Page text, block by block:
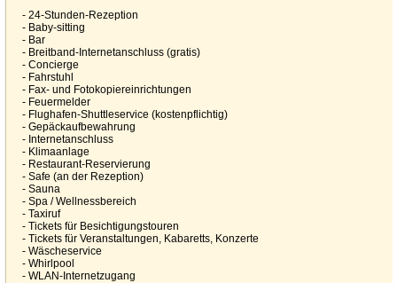
- 24-Stunden-Rezeption
- Baby-sitting
- Bar
- Breitband-Internetanschluss (gratis)
- Concierge
- Fahrstuhl
- Fax- und Fotokopiereinrichtungen
- Feuermelder
- Flughafen-Shuttleservice (kostenpflichtig)
- Gepäckaufbewahrung
- Internetanschluss
- Klimaanlage
- Restaurant-Reservierung
- Safe (an der Rezeption)
- Sauna
- Spa / Wellnessbereich
- Taxiruf
- Tickets für Besichtigungstouren
- Tickets für Veranstaltungen, Kabaretts, Konzerte
- Wäscheservice
- Whirlpool
- WLAN-Internetzugang